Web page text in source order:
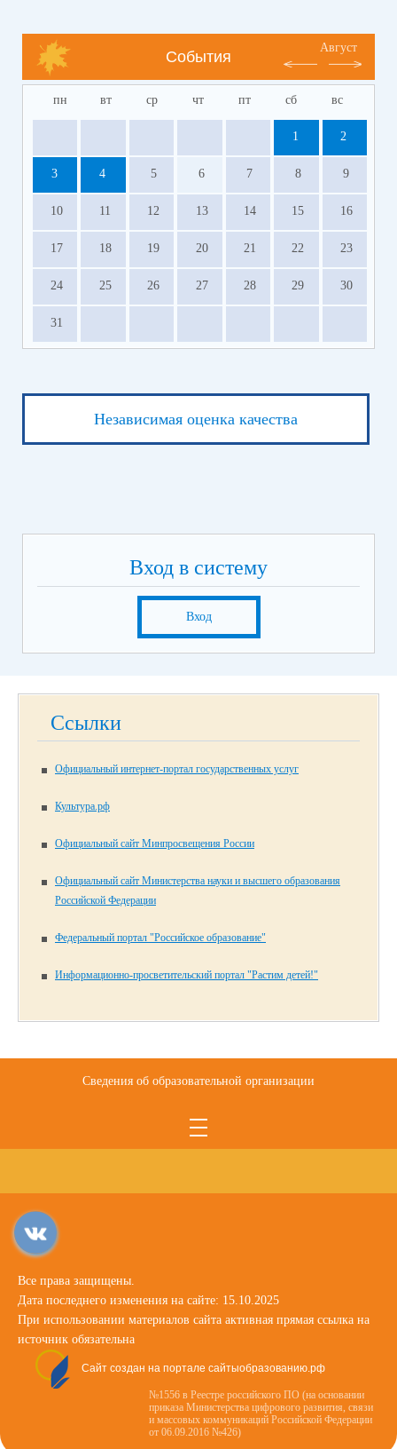
События
Август
пн вт ср чт пт сб вс
1 2
3 4 5 6 7 8 9
10 11 12 13 14 15 16
17 18 19 20 21 22 23
24 25 26 27 28 29 30
31
Независимая оценка качества
Вход в систему
Вход
Ссылки
Официальный интернет-портал государственных услуг
Культура.рф
Официальный сайт Минпросвещения России
Официальный сайт Министерства науки и высшего образования
Российской Федерации
Федеральный портал "Российское образование"
Информационно-просветительский портал "Растим детей!"
Сведения об образовательной организации
Все права защищены.
Дата последнего изменения на сайте: 15.10.2025
При использовании материалов сайта активная прямая ссылка на
источник обязательна
Сайт создан на портале сайтыобразованию.рф
№1556 в Реестре российского ПО (на основании
приказа Министерства цифрового развития, связи
и массовых коммуникаций Российской Федерации
от 06.09.2016 №426)